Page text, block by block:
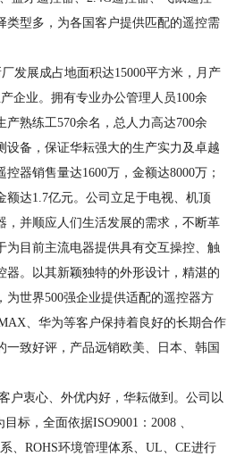
类型多，为各国客户提供匹配的遥控需
展成占地面积达15000平方米，月产
企业。拥有专业办公管理人员100余
熟练工570余名，总人力高达700余
设备，保证华耘强大的生产实力及卓越
器销售量达1600万，金额达8000万；
额达1.7亿元。公司立足于电视、机顶
，并顺应人们生活发展的需求，不断革
为目前主流电器提供具有交互操控、触
器。以其新颖独特的外形设计，精湛的
为世界500强企业提供适配的遥控器方
、华为等客户保持着良好的长期合作
一致好评，产品远销欧美、日本、韩国
衷心、外优内好，华耘做到。公司以
标，全面依据ISO9001：2008 、
、ROHS环境管理体系、UL、CE进行